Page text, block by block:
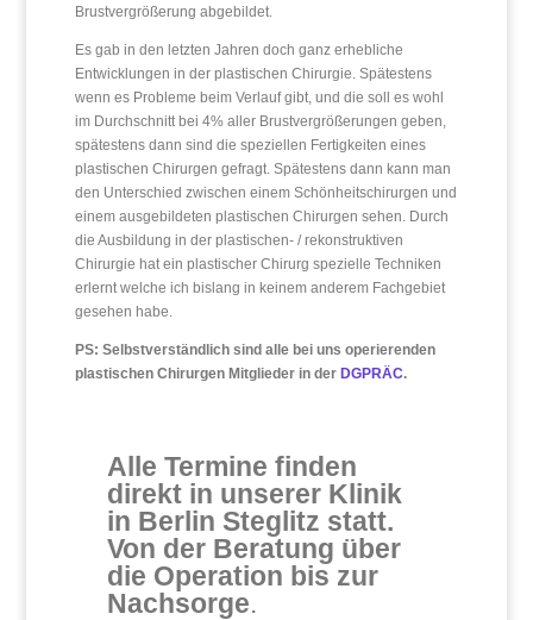
Brustvergrößerung abgebildet.
Es gab in den letzten Jahren doch ganz erhebliche
Entwicklungen in der plastischen Chirurgie. Spätestens
wenn es Probleme beim Verlauf gibt, und die soll es wohl
im Durchschnitt bei 4% aller Brustvergrößerungen geben,
spätestens dann sind die speziellen Fertigkeiten eines
plastischen Chirurgen gefragt. Spätestens dann kann man
den Unterschied zwischen einem Schönheitschirurgen und
einem ausgebildeten plastischen Chirurgen sehen. Durch
die Ausbildung in der plastischen- / rekonstruktiven
Chirurgie hat ein plastischer Chirurg spezielle Techniken
erlernt welche ich bislang in keinem anderem Fachgebiet
gesehen habe.
PS: Selbstverständlich sind alle bei uns operierenden
plastischen Chirurgen Mitglieder in der DGPRÄC.
Alle Termine finden
direkt in unserer Klinik
in Berlin Steglitz statt.
Von der Beratung über
die Operation bis zur
Nachsorge.